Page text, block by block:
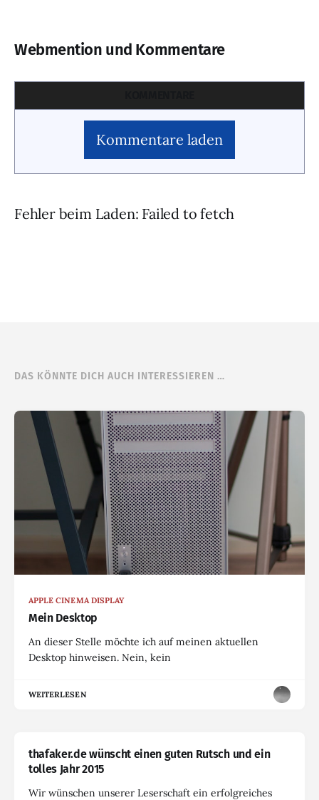
Webmention und Kommentare
Kommentare laden
Fehler beim Laden: Failed to fetch
DAS KÖNNTE DICH AUCH INTERESSIEREN …
APPLE CINEMA DISPLAY
Mein Desktop
An dieser Stelle möchte ich auf meinen aktuellen
Desktop hinweisen. Nein, kein
WEITERLESEN
thafaker.de wünscht einen guten Rutsch und ein
tolles Jahr 2015
Wir wünschen unserer Leserschaft ein erfolgreiches